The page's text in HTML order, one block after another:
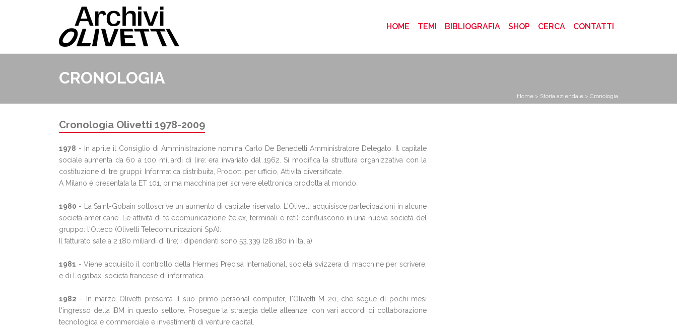
HOME (CURRENT)
TEMI BIBLIOGRAFIA SHOP CERCA CONTATTI
CRONOLOGIA
Home > Storia aziendale > Cronologia
Cronologia Olivetti 1978-2009
1978 - In aprile il Consiglio di Amministrazione nomina Carlo De Benedetti Amministratore Delegato. Il capitale
sociale aumenta da 60 a 100 miliardi di lire: era invariato dal 1962. Si modifica la struttura organizzativa con la
costituzione di tre gruppi: Informatica distribuita, Prodotti per ufficio, Attività diversificate.
A Milano è presentata la ET 101, prima macchina per scrivere elettronica prodotta al mondo.
1980 - La Saint-Gobain sottoscrive un aumento di capitale riservato. L'Olivetti acquisisce partecipazioni in alcune
società americane. Le attività di telecomunicazione (telex, terminali e reti) confluiscono in una nuova società del
gruppo: l'Olteco (Olivetti Telecomunicazioni SpA).
Il fatturato sale a 2.180 miliardi di lire; i dipendenti sono 53.339 (28.180 in Italia).
1981 - Viene acquisito il controllo della Hermes Precisa International, società svizzera di macchine per scrivere,
e di Logabax, società francese di informatica.
1982 - In marzo Olivetti presenta il suo primo personal computer, l'Olivetti M 20, che segue di pochi mesi
l'ingresso della IBM in questo settore. Prosegue la strategia delle alleanze, con vari accordi di collaborazione
tecnologica e commerciale e investimenti di venture capital.